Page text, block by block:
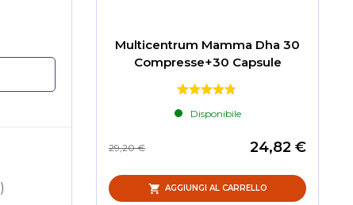
Multicentrum Mamma Dha 30
Compresse+30 Capsule
Disponibile
24,82 €
29,20 €
AGGIUNGI AL CARRELLO
Cerca
Elemento